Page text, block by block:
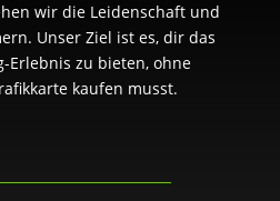
wir die Leidenschaft und
Unser Ziel ist es, dir das
Erlebnis zu bieten, ohne
kaufen musst.